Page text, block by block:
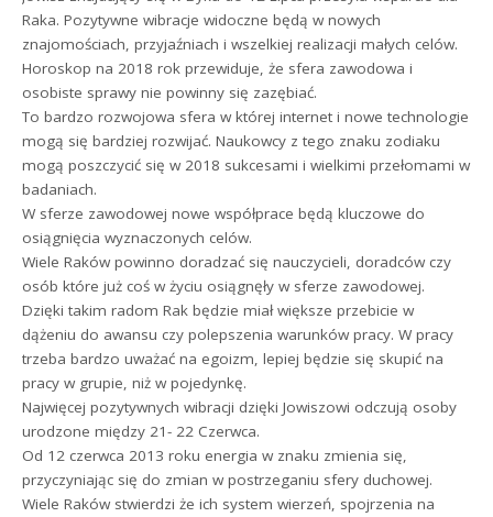
Raka. Pozytywne wibracje widoczne będą w nowych
znajomościach, przyjaźniach i wszelkiej realizacji małych celów.
Horoskop na 2018 rok przewiduje, że sfera zawodowa i
osobiste sprawy nie powinny się zazębiać.
To bardzo rozwojowa sfera w której internet i nowe technologie
mogą się bardziej rozwijać. Naukowcy z tego znaku zodiaku
mogą poszczycić się w 2018 sukcesami i wielkimi przełomami w
badaniach.
W sferze zawodowej nowe współprace będą kluczowe do
osiągnięcia wyznaczonych celów.
Wiele Raków powinno doradzać się nauczycieli, doradców czy
osób które już coś w życiu osiągnęły w sferze zawodowej.
Dzięki takim radom Rak będzie miał większe przebicie w
dążeniu do awansu czy polepszenia warunków pracy. W pracy
trzeba bardzo uważać na egoizm, lepiej będzie się skupić na
pracy w grupie, niż w pojedynkę.
Najwięcej pozytywnych wibracji dzięki Jowiszowi odczują osoby
urodzone między 21- 22 Czerwca.
Od 12 czerwca 2013 roku energia w znaku zmienia się,
przyczyniając się do zmian w postrzeganiu sfery duchowej.
Wiele Raków stwierdzi że ich system wierzeń, spojrzenia na